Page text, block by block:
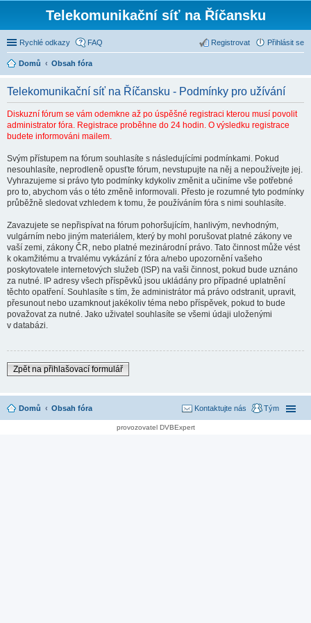
Telekomunikační síť na Říčansku
Rychlé odkazy FAQ Přihlásit se
Registrovat
Domů Obsah fóra
Telekomunikační síť na Říčansku - Podmínky pro užívání
Diskuzní fórum se vám odemkne až po úspěšné registraci kterou musí povolit
administrator fóra. Registrace proběhne do 24 hodin. O výsledku registrace
budete informováni mailem.
Svým přístupem na fórum souhlasíte s následujícími podmínkami. Pokud
nesouhlasíte, neprodleně opusťte fórum, nevstupujte na něj a nepoužívejte jej.
Vyhrazujeme si právo tyto podmínky kdykoliv změnit a učiníme vše potřebné
pro to, abychom vás o této změně informovali. Přesto je rozumné tyto podmínky
průběžně sledovat vzhledem k tomu, že používáním fóra s nimi souhlasíte.
Zavazujete se nepřispívat na fórum pohoršujícím, hanlivým, nevhodným,
vulgárním nebo jiným materiálem, který by mohl porušovat platné zákony ve
vaší zemi, zákony ČR, nebo platné mezinárodní právo. Tato činnost může vést
k okamžitému a trvalému vykázání z fóra a/nebo upozornění vašeho
poskytovatele internetových služeb (ISP) na vaši činnost, pokud bude uznáno
za nutné. IP adresy všech příspěvků jsou ukládány pro případné uplatnění
těchto opatření. Souhlasíte s tím, že administrátor má právo odstranit, upravit,
přesunout nebo uzamknout jakékoliv téma nebo příspěvek, pokud to bude
považovat za nutné. Jako uživatel souhlasíte se všemi údaji uloženými
v databázi.
Zpět na přihlašovací formulář
Domů Obsah fóra Tým
Kontaktujte nás
provozovatel DVBExpert